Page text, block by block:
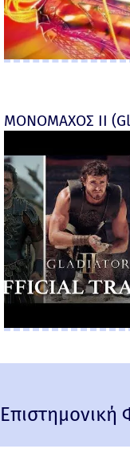
ΜΟΝΟΜΑΧΟΣ ΙΙ
Επιστημονική